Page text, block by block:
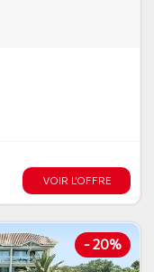
VOIR L'OFFRE
- 20%